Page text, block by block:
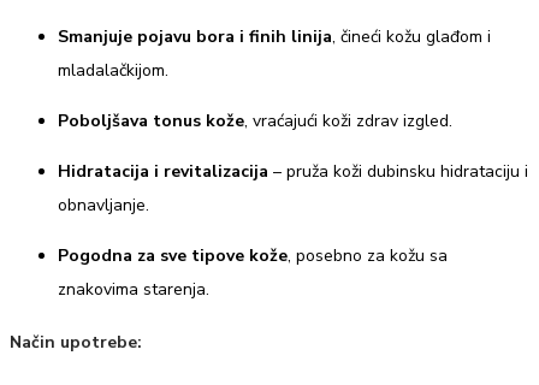
Smanjuje pojavu bora i finih linija, čineći kožu glađom i
mladalačkijom.
Poboljšava tonus kože, vraćajući koži zdrav izgled.
Hidratacija i revitalizacija – pruža koži dubinsku hidrataciju i
obnavljanje.
Pogodna za sve tipove kože, posebno za kožu sa
znakovima starenja.
Način upotrebe: